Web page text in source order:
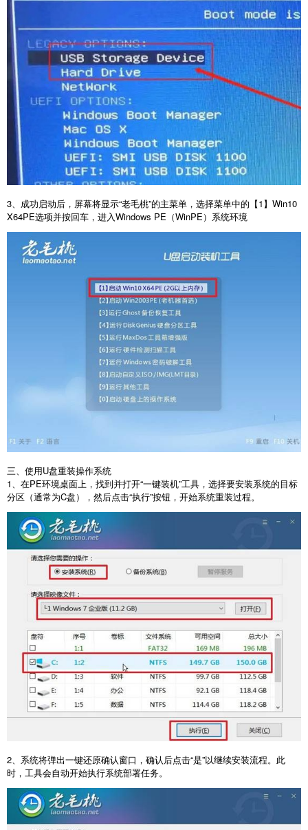
3 、成功启动后，屏幕将显示“老毛桃”的主菜单，选择菜单中的【1】 Win10
X64PE选项并按回车，进入Windows PE （WinPE）系统环境
三、使用U盘重装操作系统
1、在PE环境桌面上，找到并打开“一键装机”工具，选择要安装系统的目标
分区（通常为C盘），然后点击“执行”按钮，开始系统重装过程。
2、系统将弹出一键还原确认窗口，确认后点击“是”以继续安装流程。此
时，工具会自动开始执行系统部署任务。